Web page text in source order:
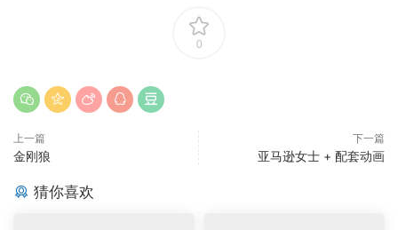
0
上一篇
金刚狼
下一篇
亚马逊女士 + 配套动画
猜你喜欢